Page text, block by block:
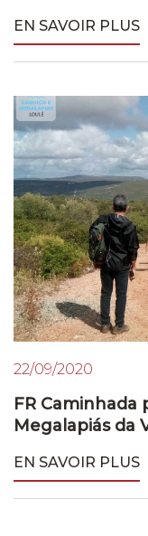
EN SAVOIR PLUS
22/09/2020
FR
Megalapiás da
EN SAVOIR PLUS